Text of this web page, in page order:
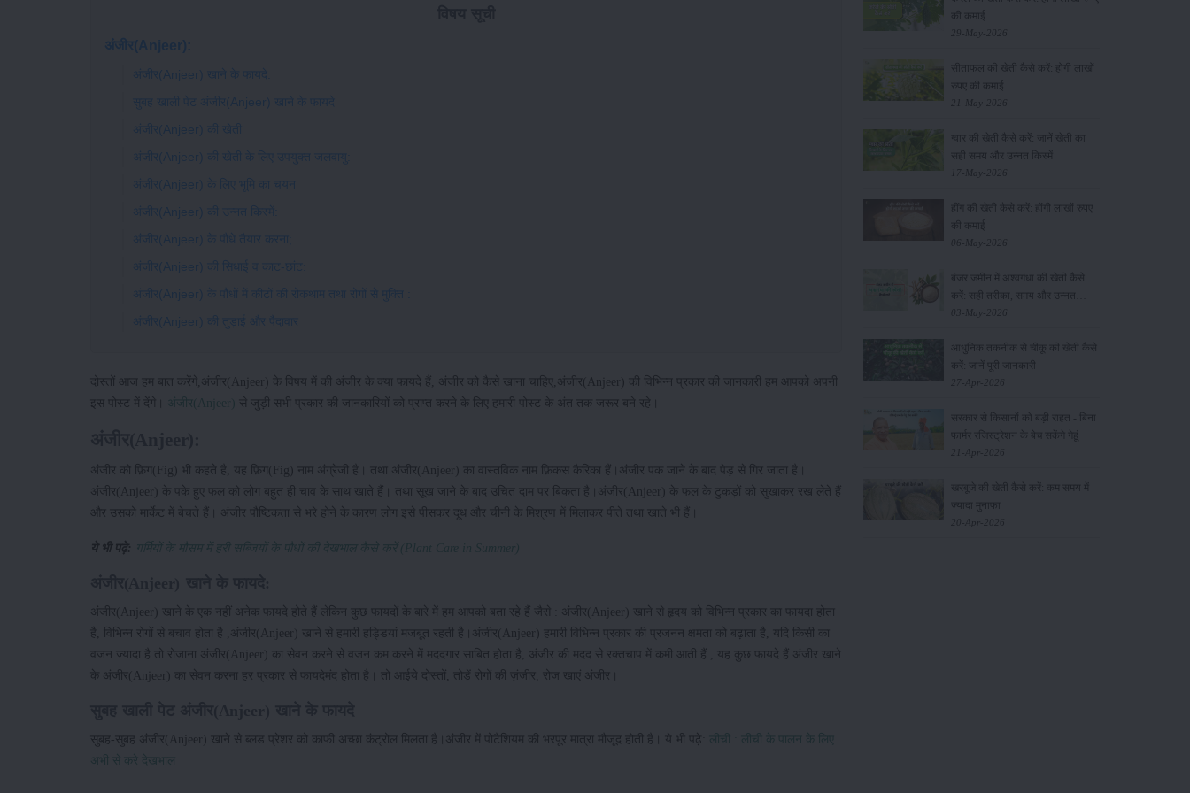
अंजीर(Anjeer):
अंजीर(Anjeer) खाने के फायदे:
सुबह खाली पेट अंजीर(Anjeer) खाने के फायदे
अंजीर(Anjeer) की खेती
अंजीर(Anjeer) की खेती के लिए उपयुक्त जलवायु:
अंजीर(Anjeer) के लिए भूमि का चयन
अंजीर(Anjeer) की उन्नत किस्में:
अंजीर(Anjeer) के पौधे तैयार करना;
अंजीर(Anjeer) की सिधाई व काट-छांट:
अंजीर(Anjeer) के पौधों में कीटों की रोकथाम तथा रोगों से मुक्ति :
अंजीर(Anjeer) की तुड़ाई और पैदावार
दोस्तों आज हम बात करेंगे,अंजीर(Anjeer) के विषय में की अंजीर के क्या फायदे हैं, अंजीर को कैसे खाना चाहिए,अंजीर(Anjeer) की विभिन्न प्रकार की जानकारी हम आपको अपनी
इस पोस्ट में देंगे।
अंजीर(Anjeer) से जुड़ी सभी प्रकार की जानकारियों को प्राप्त करने के लिए हमारी पोस्ट के अंत तक जरूर बने रहे।
अंजीर को फ़िग(Fig) भी कहते है, यह फ़िग(Fig) नाम अंग्रेजी है। तथा अंजीर(Anjeer) का वास्तविक नाम फ़िकस कैरिका हैं।अंजीर पक जाने के बाद पेड़ से गिर जाता है।
अंजीर(Anjeer) के पके हुए फल को लोग बहुत ही चाव के साथ खाते हैं। तथा सूख जाने के बाद उचित दाम पर बिकता है।अंजीर(Anjeer) के फल के टुकड़ों को सुखाकर रख लेते हैं
और उसको मार्केट में बेचते हैं। अंजीर पौष्टिकता से भरे होने के कारण लोग इसे पीसकर दूध और चीनी के मिश्रण में मिलाकर पीते तथा खाते भी हैं।
ये भी पढ़े: गर्मियों के मौसम में हरी सब्जियों के पौधों की देखभाल कैसे करें (Plant Care in Summer)
अंजीर(Anjeer) खाने के एक नहीं अनेक फायदे होते हैं लेकिन कुछ फायदों के बारे में हम आपको बता रहे हैं जैसे : अंजीर(Anjeer) खाने से हृदय को विभिन्न प्रकार का फायदा होता
है, विभिन्न रोगों से बचाव होता है ,अंजीर(Anjeer) खाने से हमारी हड्डियां मजबूत रहती है।अंजीर(Anjeer) हमारी विभिन्न प्रकार की प्रजनन क्षमता को बढ़ाता है, यदि किसी का
वजन ज्यादा है तो रोजाना अंजीर(Anjeer) का सेवन करने से वजन कम करने में मददगार साबित होता है, अंजीर की मदद से रक्तचाप में कमी आती हैं , यह कुछ फायदे हैं अंजीर खाने
के अंजीर(Anjeer) का सेवन करना हर प्रकार से फायदेमंद होता है। तो आईये दोस्तों, तोड़ें रोगों की ज़ंजीर, रोज खाएं अंजीर।
सुबह-सुबह अंजीर(Anjeer) खाने से ब्लड प्रेशर को काफी अच्छा कंट्रोल मिलता है।अंजीर में पोटैशियम की भरपूर मात्रा मौजूद होती है। ये भी पढ़े:
लीची : लीची के पालन के लिए
अभी से करे देखभाल
की कमाई
29-May-2026
सीताफल की खेती कैसे करें: होगी लाखों
रुपए की कमाई
21-May-2026
ग्वार की खेती कैसे करें: जानें खेती का
सही समय और उन्नत किस्में
17-May-2026
हींग की खेती कैसे करें: होंगी लाखों रुपए
की कमाई
06-May-2026
बंजर जमीन में अश्वगंधा की खेती कैसे
करें: सही तरीका, समय और उन्नत
तकनीकें
03-May-2026
आधुनिक तकनीक से चीकू की खेती कैसे
करें: जानें पूरी जानकारी
27-Apr-2026
सरकार से किसानों को बड़ी राहत - बिना
फार्मर रजिस्ट्रेशन के बेच सकेंगे गेहूं
21-Apr-2026
खरबूजे की खेती कैसे करें: कम समय में
ज्यादा मुनाफा
20-Apr-2026